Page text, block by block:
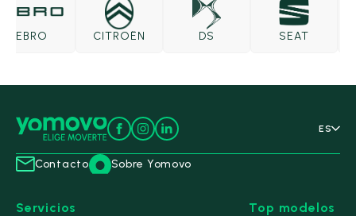
EBRO CITROËN DS SEAT
ES
Contacto Sobre Yomovo
Servicios Top modelos